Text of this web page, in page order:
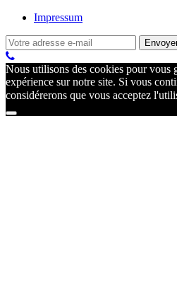
Impressum
Nous utilisons des cookies pour vous
expérience sur notre site. Si vous
considérerons que vous acceptez